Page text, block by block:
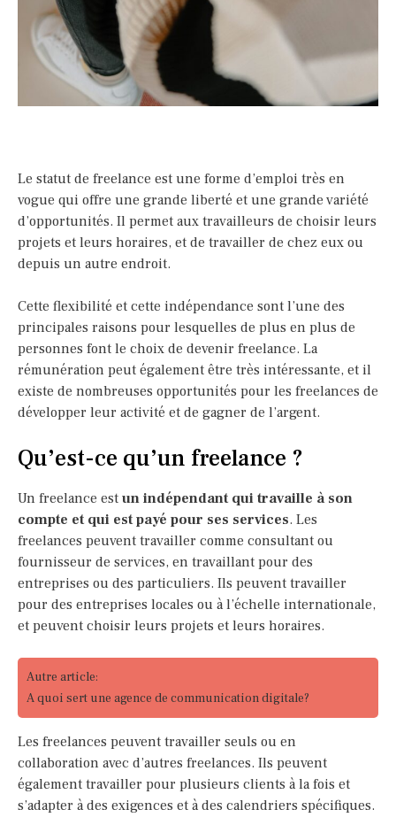
Le statut de freelance est une forme d’emploi très en
vogue qui offre une grande liberté et une grande variété
d’opportunités. Il permet aux travailleurs de choisir leurs
projets et leurs horaires, et de travailler de chez eux ou
depuis un autre endroit.
Cette flexibilité et cette indépendance sont l’une des
principales raisons pour lesquelles de plus en plus de
personnes font le choix de devenir freelance. La
rémunération peut également être très intéressante, et il
existe de nombreuses opportunités pour les freelances de
développer leur activité et de gagner de l’argent.
Qu’est-ce qu’un freelance ?
Un freelance est un indépendant qui travaille à son
compte et qui est payé pour ses services. Les
freelances peuvent travailler comme consultant ou
fournisseur de services, en travaillant pour des
entreprises ou des particuliers. Ils peuvent travailler
pour des entreprises locales ou à l’échelle internationale,
et peuvent choisir leurs projets et leurs horaires.
Autre article:
A quoi sert une agence de communication digitale?
Les freelances peuvent travailler seuls ou en
collaboration avec d’autres freelances. Ils peuvent
également travailler pour plusieurs clients à la fois et
s’adapter à des exigences et à des calendriers spécifiques.